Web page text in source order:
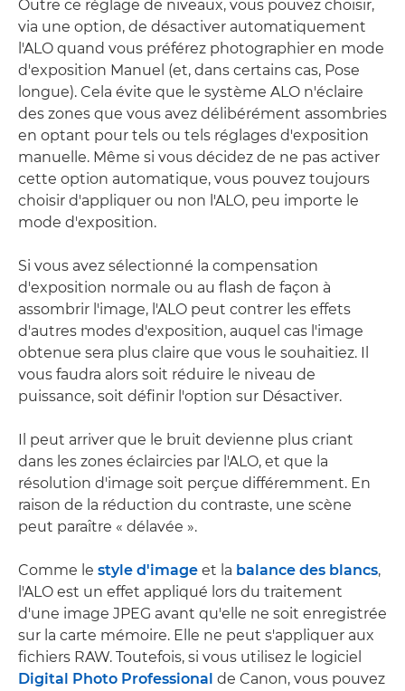
Outre ce réglage de niveaux, vous pouvez choisir,
via une option, de désactiver automatiquement
l'ALO quand vous préférez photographier en mode
d'exposition Manuel (et, dans certains cas, Pose
longue). Cela évite que le système ALO n'éclaire
des zones que vous avez délibérément assombries
en optant pour tels ou tels réglages d'exposition
manuelle. Même si vous décidez de ne pas activer
cette option automatique, vous pouvez toujours
choisir d'appliquer ou non l'ALO, peu importe le
mode d'exposition.
Si vous avez sélectionné la compensation
d'exposition normale ou au flash de façon à
assombrir l'image, l'ALO peut contrer les effets
d'autres modes d'exposition, auquel cas l'image
obtenue sera plus claire que vous le souhaitiez. Il
vous faudra alors soit réduire le niveau de
puissance, soit définir l'option sur Désactiver.
Il peut arriver que le bruit devienne plus criant
dans les zones éclaircies par l'ALO, et que la
résolution d'image soit perçue différemment. En
raison de la réduction du contraste, une scène
peut paraître « délavée ».
Comme le style d'image et la balance des blancs,
l'ALO est un effet appliqué lors du traitement
d'une image JPEG avant qu'elle ne soit enregistrée
sur la carte mémoire. Elle ne peut s'appliquer aux
fichiers RAW. Toutefois, si vous utilisez le logiciel
Digital Photo Professional de Canon, vous pouvez